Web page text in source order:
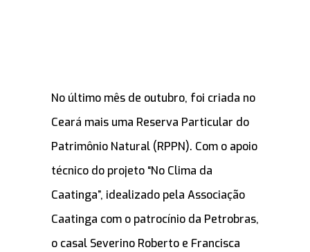
No último mês de outubro, foi criada no
Ceará mais uma Reserva Particular do
Patrimônio Natural (RPPN). Com o apoio
técnico do projeto “No Clima da
Caatinga”, idealizado pela Associação
Caatinga com o patrocínio da Petrobras,
o casal Severino Roberto e Francisca